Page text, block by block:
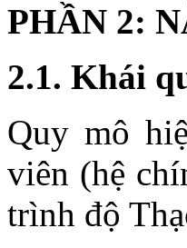
PHẦN 2:
2.1. Khái
Quy mô
viên (hệ
trình độ